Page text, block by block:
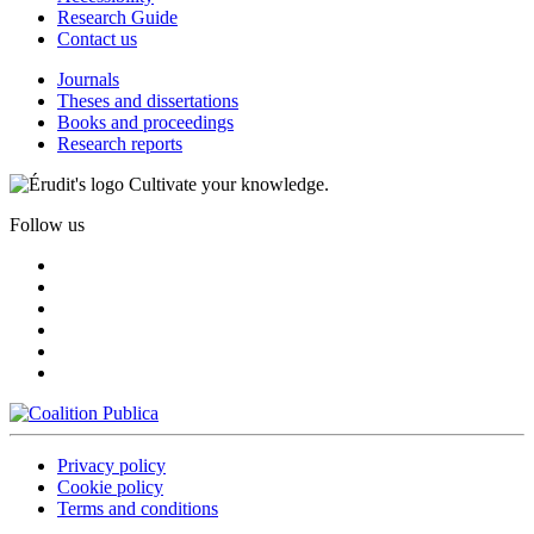
Research Guide
Contact us
Journals
Theses and dissertations
Books and proceedings
Research reports
Cultivate your knowledge.
Follow us
Privacy policy
Cookie policy
Terms and conditions